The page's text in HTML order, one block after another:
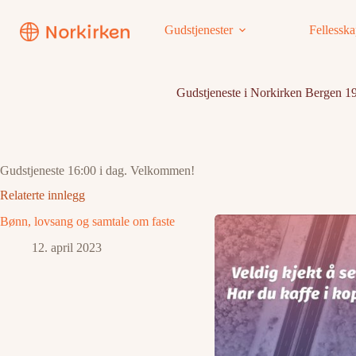
innholdet
Gudstjenester
Gudstjeneste i Norkirken Bergen
Gudstjeneste 16:00 i dag. Velkommen!
Relaterte innlegg
Bønn, lovsang og samtale om faste
12. april 2023